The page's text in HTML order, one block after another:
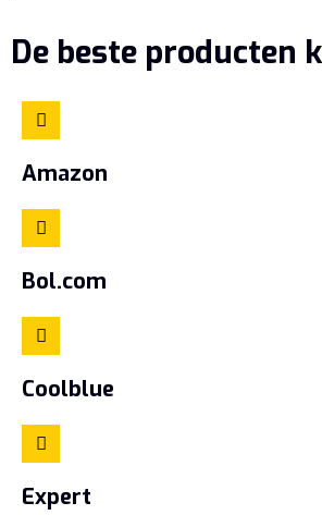
De beste producten
Amazon
Bol.com
Coolblue
Expert